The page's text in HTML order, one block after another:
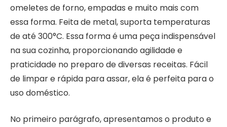
omeletes de forno, empadas e muito mais com
essa forma. Feita de metal, suporta temperaturas
de até 300°C. Essa forma é uma peça indispensável
na sua cozinha, proporcionando agilidade e
praticidade no preparo de diversas receitas. Fácil
de limpar e rápida para assar, ela é perfeita para o
uso doméstico.
No primeiro parágrafo, apresentamos o produto e